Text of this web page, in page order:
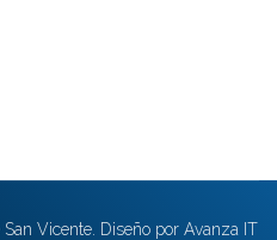
Vicente. Diseño por Avanza IT